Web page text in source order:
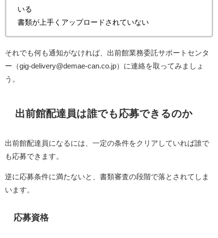
いる
書類が上手くアップロードされていない
それでも何も通知がなければ、出前館業務委託サポートセンタ
ー（gig-delivery@demae-can.co.jp）に連絡を取ってみましょ
う。
出前館配達員は誰でも応募できるのか
出前館配達員になるには、一定の条件をクリアしていれば誰で
も応募できます。
逆に応募条件に満たないと、書類審査の段階で落とされてしま
います。
応募資格